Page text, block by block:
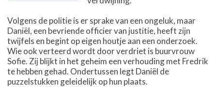
Volgens de politie is er sprake van een ongeluk, maar
Daniël, een bevriende officier van justitie, heeft zijn
twijfels en begint op eigen houtje aan een onderzoek.
Wie ook verteerd wordt door verdriet is buurvrouw
Sofie. Zij blijkt in het geheim een verhouding met Fredrik
te hebben gehad. Ondertussen legt Daniël de
puzzelstukken geleidelijk op hun plaats.